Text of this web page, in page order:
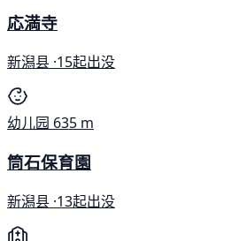
応満寺
新潟县 ·15起出没
幼儿园 635 m
筒石保育園
新潟县 ·13起出没